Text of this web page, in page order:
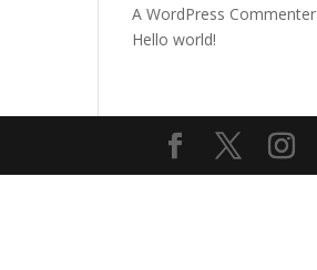
A WordPress Commenter
Hello world!